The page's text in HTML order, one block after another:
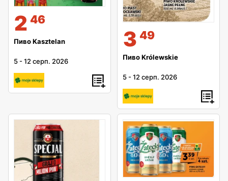
2 46
Пиво Kasztelan
5 -12 серп. 2026
3 49
Пиво Królewskie
5 -12 серп. 2026